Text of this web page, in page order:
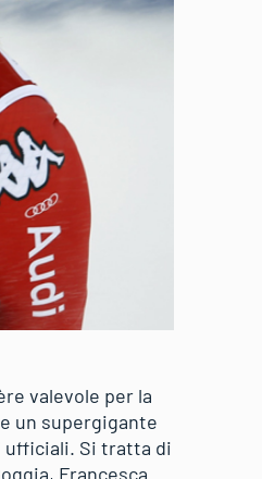
valevole per la
un supergigante
ufficiali. Si tratta di
Francesca